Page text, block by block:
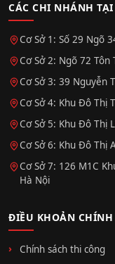
CÁC CHI NHÁNH
Cơ Sở 1: Số 29 Ngõ
Cơ Sở 2: Ngõ 72
Cơ Sở 3: 39 Nguyễn
Cơ Sở 4: Khu Đô Thị
Cơ Sở 5: Khu Đô Thị
Cơ Sở 6: Khu Đô Thị
Cơ Sở 7: 126 M1C
Hà Nội
ĐIỀU KHOẢN CHÍNH
Chính sách thi công